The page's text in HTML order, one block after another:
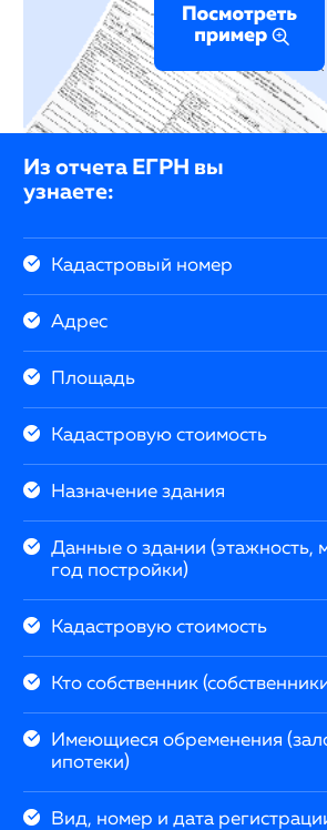
Из отчета ЕГРН вы
узнаете:
Кадастровый номер
Адрес
Площадь
Кадастровую стоимость
Назначение здания
Данные о здании (этажность,
год постройки)
Кадастровую стоимость
Кто собственник
Имеющиеся обременения
ипотеки)
Вид, номер и дата